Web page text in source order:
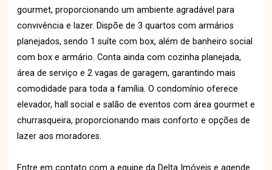
gourmet, proporcionando um ambiente agradável para
convivência e lazer. Dispõe de 3 quartos com armários
planejados, sendo 1 suíte com box, além de banheiro social
com box e armário. Conta ainda com cozinha planejada,
área de serviço e 2 vagas de garagem, garantindo mais
comodidade para toda a família. O condomínio oferece
elevador, hall social e salão de eventos com área gourmet e
churrasqueira, proporcionando mais conforto e opções de
lazer aos moradores.
Entre em contato com a equipe da Delta Imóveis e agende